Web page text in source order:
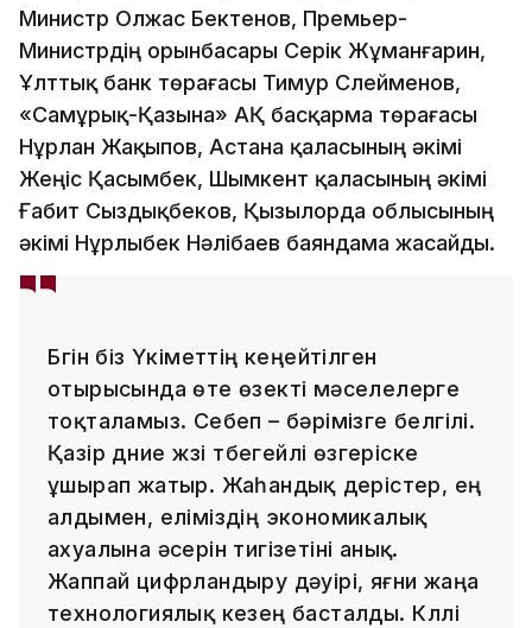
Министр Олжас Бектенов, Премьер-
Министрдің орынбасары Серік Жұманғарин,
Ұлттық банк төрағасы Тимур Сүлейменов,
«Самұрық-Қазына» АҚ басқарма төрағасы
Нұрлан Жақыпов, Астана қаласының әкімі
Жеңіс Қасымбек, Шымкент қаласының әкімі
Ғабит Сыздықбеков, Қызылорда облысының
әкімі Нұрлыбек Нәлібаев баяндама жасайды.
Бүгін біз Үкіметтің кеңейтілген
отырысында өте өзекті мәселелерге
тоқталамыз. Себеп – бәрімізге белгілі.
Қазір дүние жүзі түбегейлі өзгеріске
ұшырап жатыр. Жаһандық үдерістер, ең
алдымен, еліміздің экономикалық
ахуалына әсерін тигізетіні анық.
Жаппай цифрландыру дәуірі, яғни жаңа
технологиялық кезең басталды. Күллі